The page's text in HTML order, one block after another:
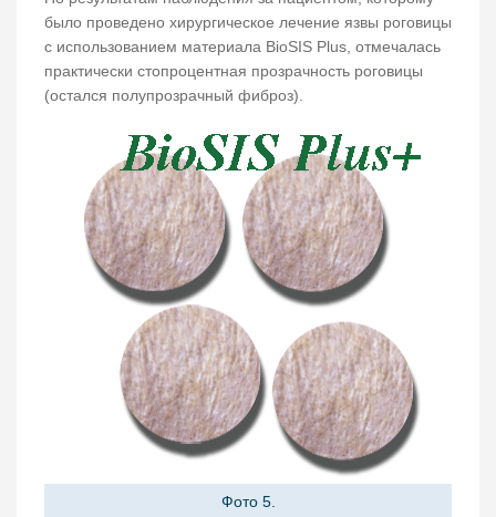
было проведено хирургическое лечение язвы роговицы
с использованием материала BioSIS Plus, отмечалась
практически стопроцентная прозрачность роговицы
(остался полупрозрачный фиброз).
Фото 5.